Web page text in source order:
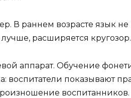
В раннем возрасте язык
расширяется кругозор.
аппарат. Обучение
воспитатели показывают
воспитанников.